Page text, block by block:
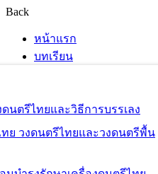
Back
หน้าแรก
บทเรียน
ดนตรีไทยและวิธีการบรรเลง
ทย วงดนตรีไทยและวงดนตรีพื้น